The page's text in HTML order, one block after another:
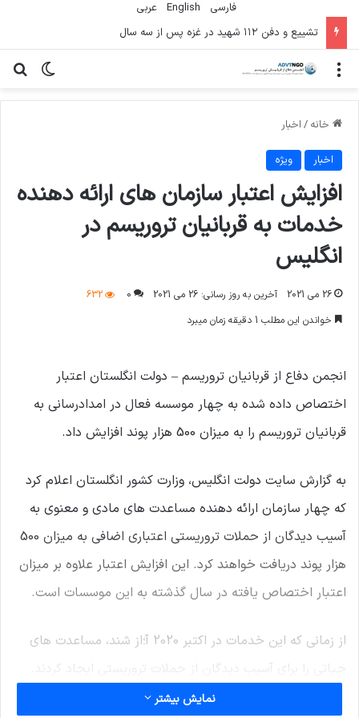
فارسی English
عربي
تشییع و دفن ۱۱۲ شهید در غزه پس از سه سال
تغییر منو
خانه / اخبار
اخبار ویژه
افزایش اعتبار سازمان های ارائه دهنده
خدمات به قربانیان تروریسم در
انگلیس
26 می 2021 آخرین به روز رسانی: 26 می 2021 0
632
خواندن این مطلب 1 دقیقه زمان میبرد
انجمن دفاع از قربانیان تروریسم – دولت انگلستان اعتبار
اختصاص داده شده به چهار موسسه فعال در امدادرسانی به
قربانیان تروریسم را به میزان 500 هزار پوند افزایش داد.
به گزارش سایت دولت انگلیس، وزارت کشور انگلستان اعلام کرد
که چهار سازمان ارائه دهنده مساعدت های مادی و معنوی به
آسیب دیدگان از حملات تروریستی اعتباری اضافی به میزان 500
هزار پوند دریافت خواهند کرد. این افزایش اعتبار علاوه بر میزان
اعتبار اختصاص یافته در سال گذشته به این موسسات است.
از زمانی که این خدمات در اکتبر 2020 آ؛از شند، مساعدت های
حیاتی را برای آسیب دیدگان از حملات تروریستی ایجاد کردند.
اعتبار اضافی اختصاص یافته به این معنا است که قرباینان می
نمایش بیشتر